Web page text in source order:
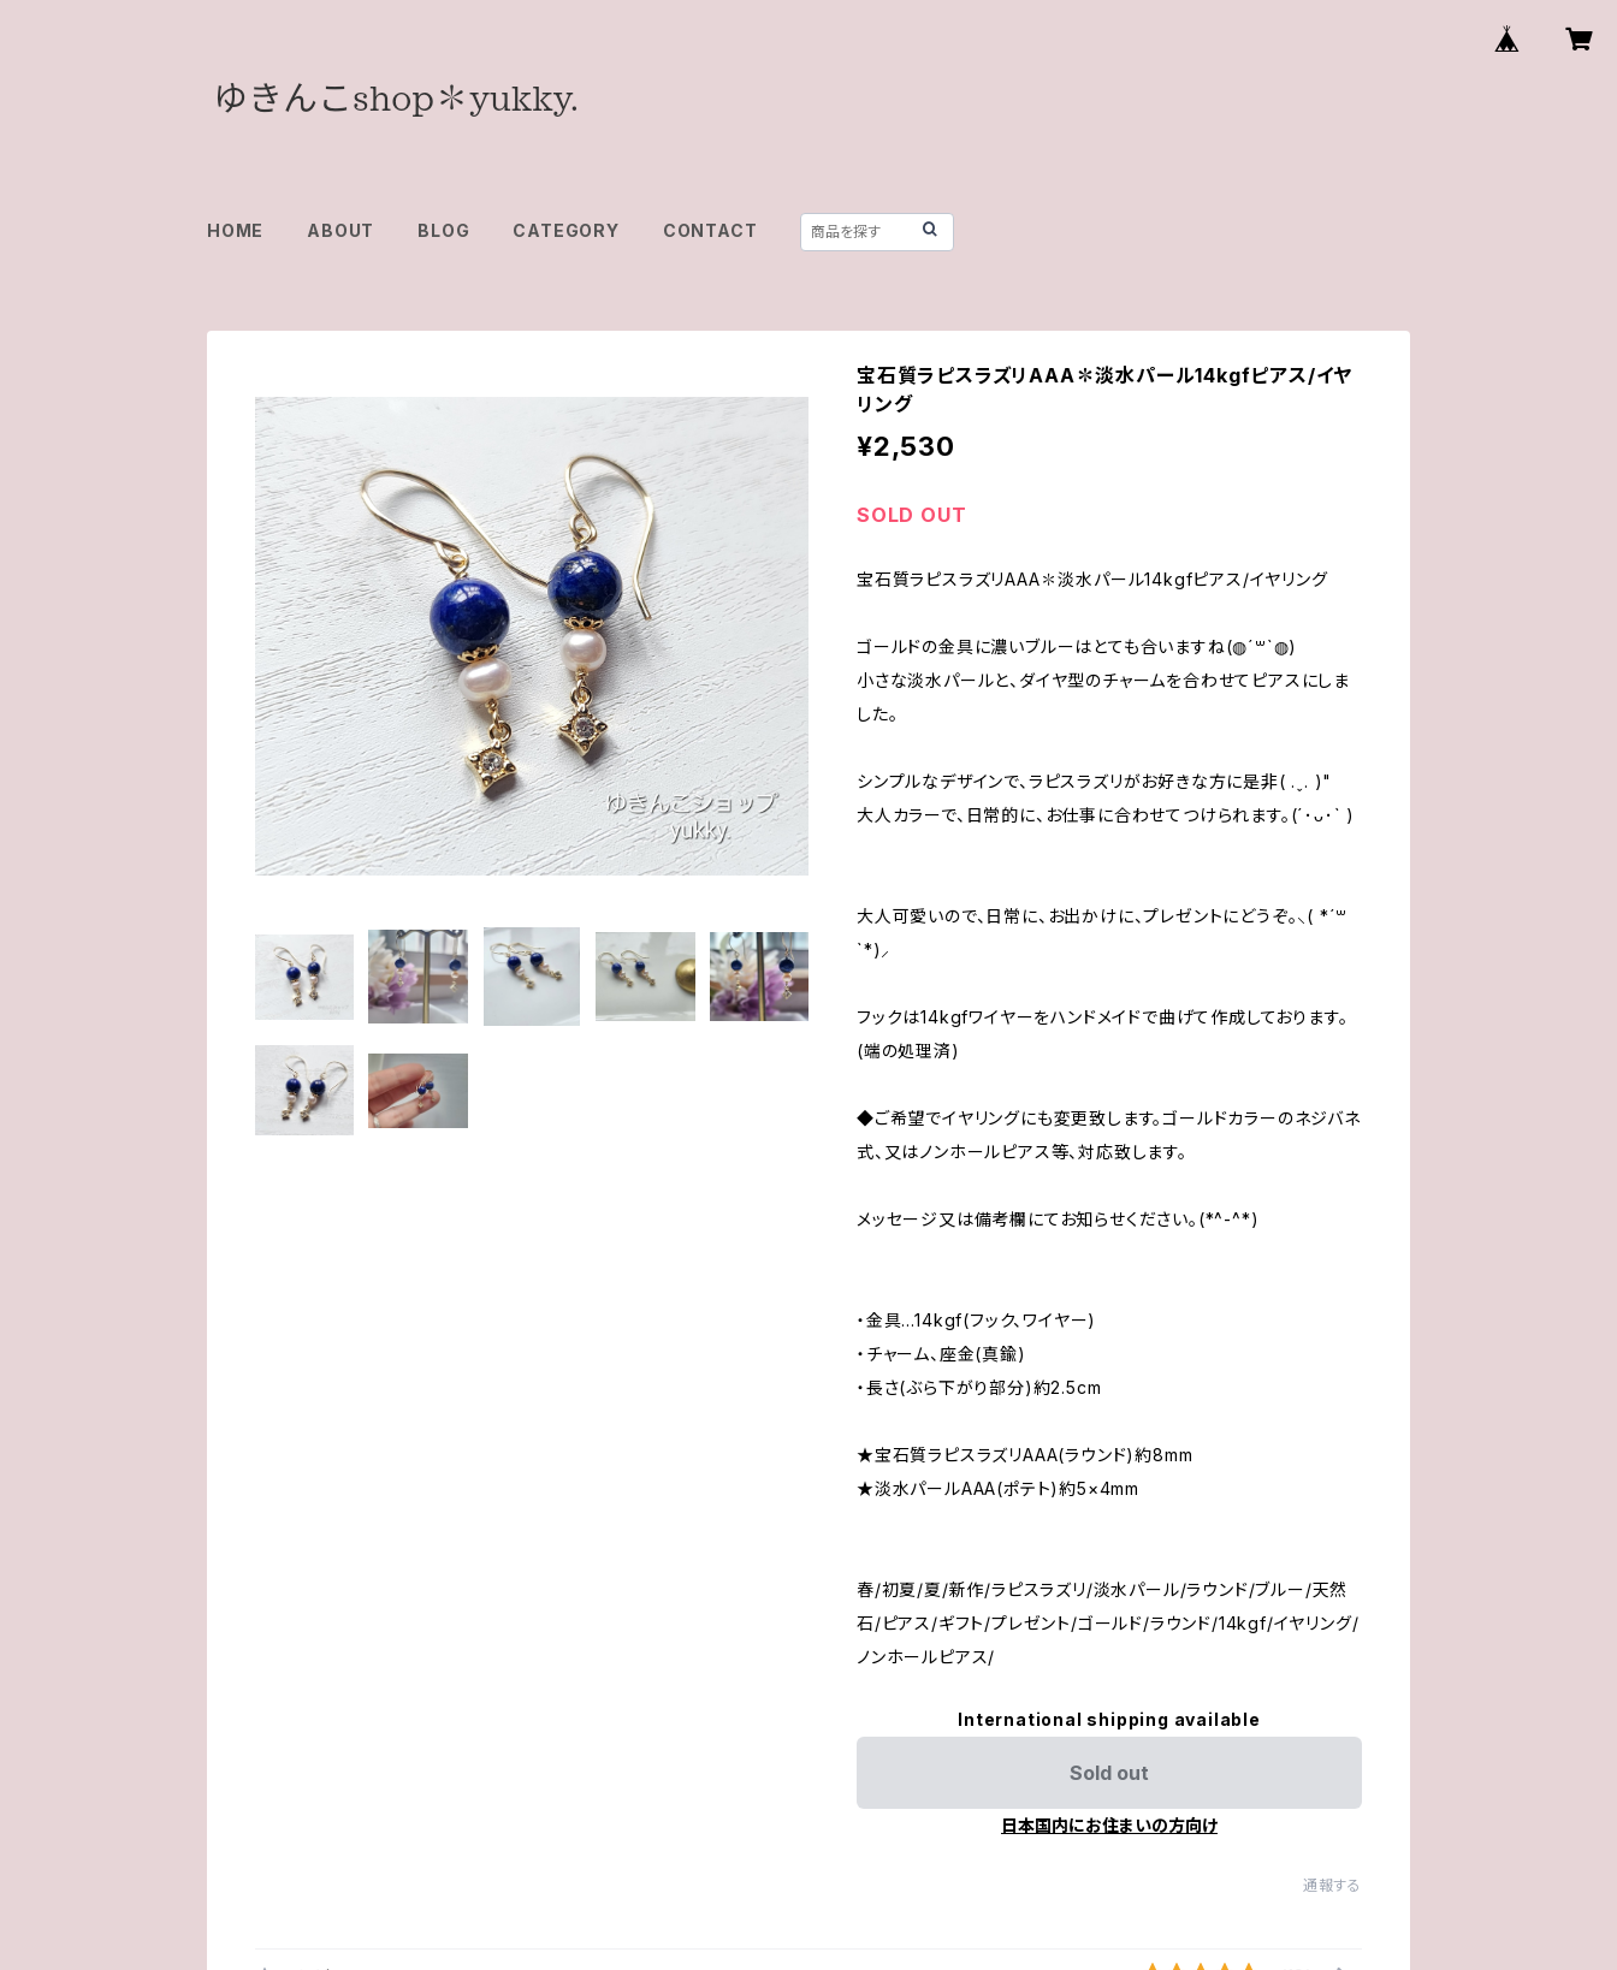
HOME ABOUT BLOG CATEGORY CONTACT
宝石質ラピスラズリAAA✽淡水パール14kgfピアス/イヤ
リング
¥2,530
SOLD OUT
宝石質ラピスラズリAAA✽淡水パール14kgfピアス/イヤリング
ゴールドの金具に濃いブルーはとても合いますね(◍´꒳`◍)
小さな淡水パールと、ダイヤ型のチャームを合わせてピアスにしま
した。
シンプルなデザインで、ラピスラズリがお好きな方に是非( .ˬ. )"
大人カラーで、日常的に、お仕事に合わせてつけられます。(´･ᴗ･` )
大人可愛いので、日常に、お出かけに、プレゼントにどうぞ。⸜( *´꒳
`*)⸝
フックは14kgfワイヤーをハンドメイドで曲げて作成しております。
(端の処理済)
◆ご希望でイヤリングにも変更致します。ゴールドカラーのネジバネ
式、又はノンホールピアス等、対応致します。
メッセージ又は備考欄にてお知らせください。(*^-^*)
・金具…14kgf(フック、ワイヤー)
・チャーム、座金(真鍮)
・長さ(ぶら下がり部分)約2.5cm
★宝石質ラピスラズリAAA(ラウンド)約8mm
★淡水パールAAA(ポテト)約5×4mm
春/初夏/夏/新作/ラピスラズリ/淡水パール/ラウンド/ブルー/天然
石/ピアス/ギフト/プレゼント/ゴールド/ラウンド/14kgf/イヤリング/
ノンホールピアス/
International shipping available
Sold out
日本国内にお住まいの方向け
通報する